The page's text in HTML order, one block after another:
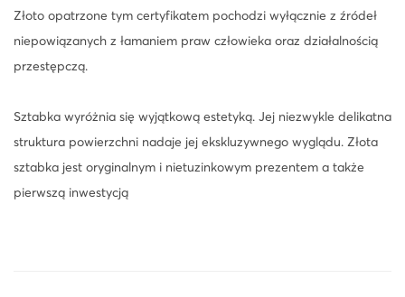
k
H
e
l
i
g
e
Złoto opatrzone tym certyfikatem pochodzi wyłącznie z źródeł
niepowiązanych z łamaniem praw człowieka oraz działalnością
przestępczą.
Sztabka wyróżnia się wyjątkową estetyką. Jej niezwykle delikatna
struktura powierzchni nadaje jej ekskluzywnego wyglądu. Złota
sztabka jest oryginalnym i nietuzinkowym prezentem a także
pierwszą inwestycją